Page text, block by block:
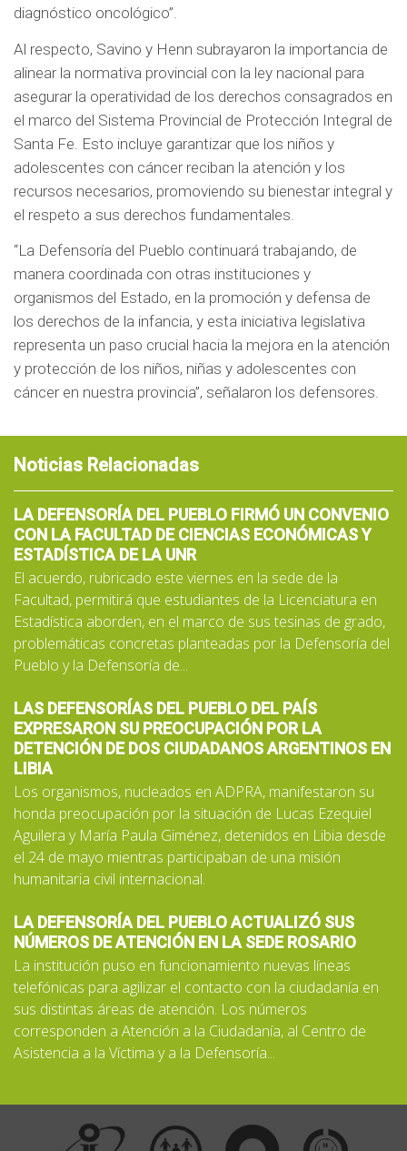
diagnóstico oncológico”.
Al respecto, Savino y Henn subrayaron la importancia de
alinear la normativa provincial con la ley nacional para
asegurar la operatividad de los derechos consagrados en
el marco del Sistema Provincial de Protección Integral de
Santa Fe. Esto incluye garantizar que los niños y
adolescentes con cáncer reciban la atención y los
recursos necesarios, promoviendo su bienestar integral y
el respeto a sus derechos fundamentales.
“La Defensoría del Pueblo continuará trabajando, de
manera coordinada con otras instituciones y
organismos del Estado, en la promoción y defensa de
los derechos de la infancia, y esta iniciativa legislativa
representa un paso crucial hacia la mejora en la atención
y protección de los niños, niñas y adolescentes con
cáncer en nuestra provincia”, señalaron los defensores.
Noticias Relacionadas
LA DEFENSORÍA DEL PUEBLO FIRMÓ UN CONVENIO
CON LA FACULTAD DE CIENCIAS ECONÓMICAS Y
ESTADÍSTICA DE LA UNR
El acuerdo, rubricado este viernes en la sede de la
Facultad, permitirá que estudiantes de la Licenciatura en
Estadística aborden, en el marco de sus tesinas de grado,
problemáticas concretas planteadas por la Defensoría del
Pueblo y la Defensoría de...
LAS DEFENSORÍAS DEL PUEBLO DEL PAÍS
EXPRESARON SU PREOCUPACIÓN POR LA
DETENCIÓN DE DOS CIUDADANOS ARGENTINOS EN
LIBIA
Los organismos, nucleados en ADPRA, manifestaron su
honda preocupación por la situación de Lucas Ezequiel
Aguilera y María Paula Giménez, detenidos en Libia desde
el 24 de mayo mientras participaban de una misión
humanitaria civil internacional.
LA DEFENSORÍA DEL PUEBLO ACTUALIZÓ SUS
NÚMEROS DE ATENCIÓN EN LA SEDE ROSARIO
La institución puso en funcionamiento nuevas líneas
telefónicas para agilizar el contacto con la ciudadanía en
sus distintas áreas de atención. Los números
corresponden a Atención a la Ciudadanía, al Centro de
Asistencia a la Víctima y a la Defensoría...